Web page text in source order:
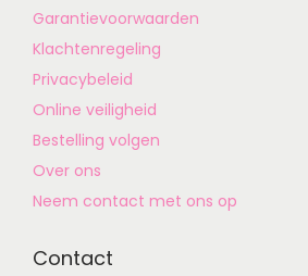
Garantievoorwaarden
Klachtenregeling
Privacybeleid
Online veiligheid
Bestelling volgen
Over ons
Neem contact met ons op
Contact